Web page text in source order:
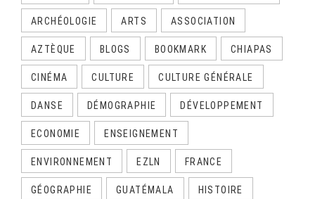
ARCHÉOLOGIE ARTS ASSOCIATION
AZTÈQUE BLOGS BOOKMARK CHIAPAS
CINÉMA CULTURE CULTURE GÉNÉRALE
DANSE DÉMOGRAPHIE DÉVELOPPEMENT
ECONOMIE ENSEIGNEMENT
ENVIRONNEMENT EZLN FRANCE
GÉOGRAPHIE GUATÉMALA HISTOIRE